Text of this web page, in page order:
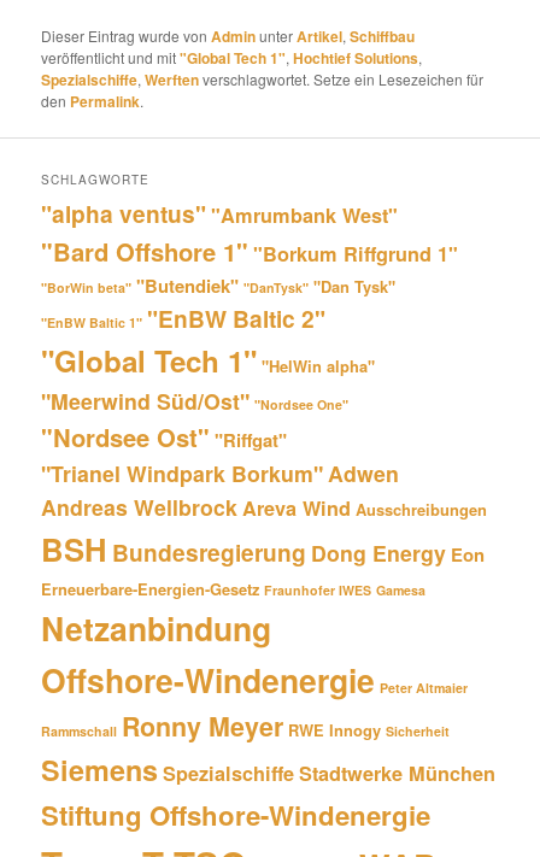
Dieser Eintrag wurde vonAdminunterArtikel,Schiffbau
veröffentlicht und mit"Global Tech 1",Hochtief Solutions,
Spezialschiffe,Werftenverschlagwortet. Setze ein Lesezeichen für
den Permalink.
SCHLAGWORTE
"alpha ventus" "Amrumbank West"
"Bard Offshore 1" "Borkum Riffgrund 1"
"BorWin beta" "Butendiek" "DanTysk" "Dan Tysk"
"EnBW Baltic 1" "EnBW Baltic 2"
"Global Tech 1" "HelWin alpha"
"Meerwind Süd/Ost" "Nordsee One"
"Nordsee Ost" "Riffgat"
"Trianel Windpark Borkum" Adwen
Andreas WellbrockAreva Wind Ausschreibungen
BSH Bundesregierung Dong Energy Eon
Erneuerbare-Energien-Gesetz Fraunhofer IWES Gamesa
Netzanbindung
Offshore-Windenergie Peter Altmaier
Rammschall Ronny Meyer RWE Innogy Sicherheit
Siemens SpezialschiffeStadtwerke München
Stiftung Offshore-Windenergie